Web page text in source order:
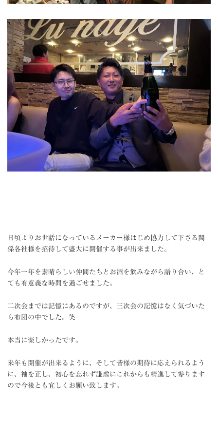
日頃よりお世話になっているメーカー様はじめ協力して下さる関
係各社様を招待して盛大に開催する事が出来ました。
今年一年を素晴らしい仲間たちとお酒を飲みながら語り合い、と
ても有意義な時間を過ごせました。
二次会までは記憶にあるのですが、三次会の記憶はなく気づいた
ら布団の中でした。笑
本当に楽しかったです。
来年も開催が出来るように、そして皆様の期待に応えられるよう
に、袖を正し、初心を忘れず謙虚にこれからも精進して参ります
ので今後とも宜しくお願い致します。